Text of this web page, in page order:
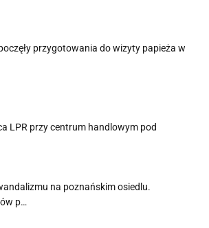
przygotowania do wizyty papieża w
LPR przy centrum handlowym pod
na poznańskim osiedlu.
p…